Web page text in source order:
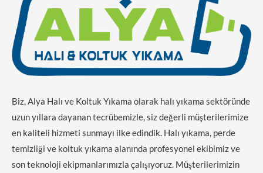
Biz, Alya Halı ve Koltuk Yıkama olarak halı yıkama sektöründe
uzun yıllara dayanan tecrübemizle, siz değerli müşterilerimize
en kaliteli hizmeti sunmayı ilke edindik. Halı yıkama, perde
temizliği ve koltuk yıkama alanında profesyonel ekibimiz ve
son teknoloji ekipmanlarımızla çalışıyoruz. Müşterilerimizin